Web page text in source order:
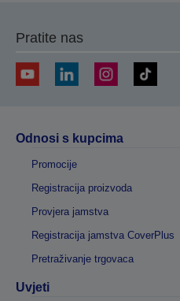
Pratite nas
Odnosi s kupcima
Promocije
Registracija proizvoda
Provjera jamstva
Registracija jamstva CoverPlus
Pretraživanje trgovaca
Uvjeti